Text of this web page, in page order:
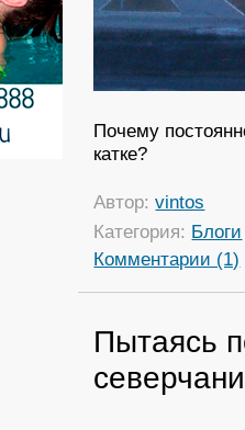
Почему
катке?
Автор:vintos
Категория: Блоги
Комментарии (1)
Пытаясь